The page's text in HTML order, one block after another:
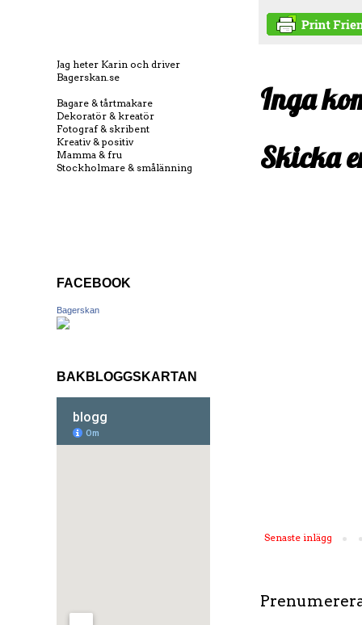
Inga
Skicka
Senaste inlägg
Jag heter Karin och driver
Bagerskan.se
Bagare & tårtmakare
Dekoratör & kreatör
Fotograf & skribent
Kreativ & positiv
Mamma & fru
Stockholmare & smålänning
FACEBOOK
Bagerskan
BAKBLOGGSKARTAN